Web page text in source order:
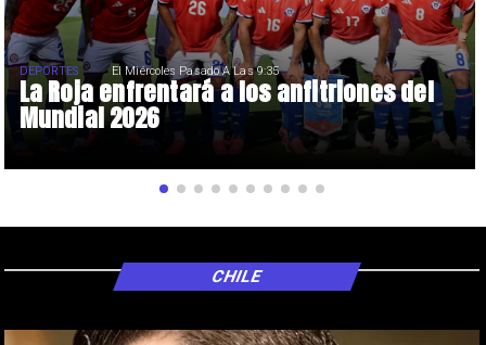
La Roja enfrentará a los anfitriones del
Mundial 2026
DEPORTES El Miércoles Pasado A Las 9:35
CHILE